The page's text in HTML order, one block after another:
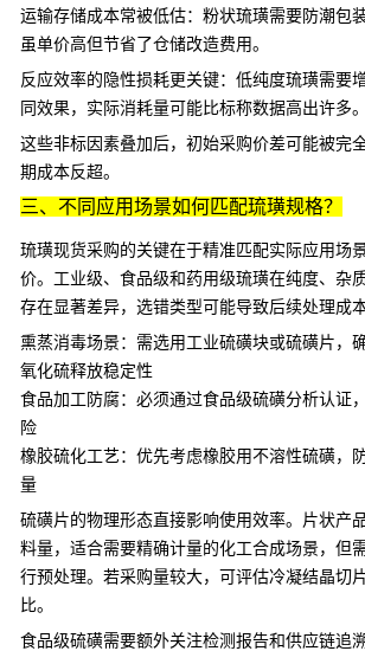
运输存储成本常被低估：粉状琉璜需要防潮包
虽单价高但节省了仓储改造费用。
反应效率的隐性损耗更关键：低纯度琉璜需要
同效果，实际消耗量可能比标称数据高出许多。
这些非标因素叠加后，初始采购价差可能被完
期成本反超。
三、不同应用场景如何匹配琉璜规格？
琉璜现货采购的关键在于精准匹配实际应用场
价。工业级、食品级和药用级琉璜在纯度、杂
存在显著差异，选错类型可能导致后续处理成
熏蒸消毒场景：需选用工业硫磺块或硫磺片，
氧化硫释放稳定性
食品加工防腐：必须通过食品级硫磺分析认证
险
橡胶硫化工艺：优先考虑橡胶用不溶性硫磺，
量
硫磺片的物理形态直接影响使用效率。片状产
料量，适合需要精确计量的化工合成场景，但
行预处理。若采购量较大，可评估冷凝结晶切
比。
食品级硫磺需要额外关注检测报告和供应链追